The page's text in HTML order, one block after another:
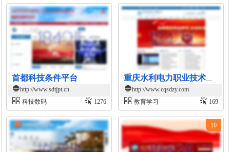
首都科技条件平台
http://www.sdtjpt.cn
科技数码
1276
重庆水利电力职业技术学院官网
http://www.cqsdzy.com
教育学习
169
10